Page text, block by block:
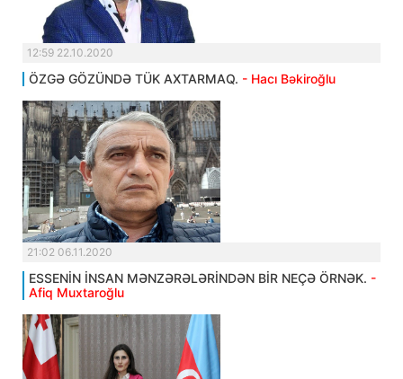
12:59 22.10.2020
ÖZGƏ GÖZÜNDƏ TÜK AXTARMAQ. - Hacı Bəkiroğlu
21:02 06.11.2020
ESSENİN İNSAN MƏNZƏRƏLƏRİNDƏN BİR NEÇƏ ÖRNƏK. -
Afiq Muxtaroğlu